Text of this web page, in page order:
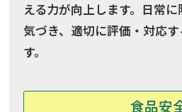
える力が向上します。日常
気づき、適切に評価・対応
す。
食品安